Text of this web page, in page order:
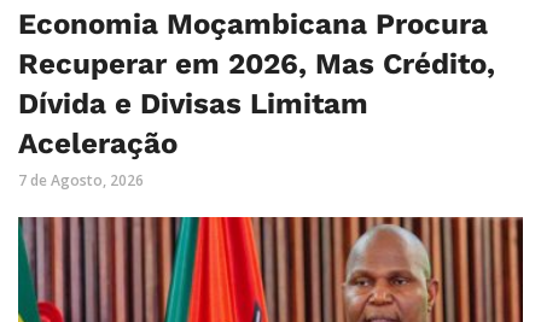
Economia Moçambicana Procura
Recuperar em 2026, Mas Crédito,
Dívida e Divisas Limitam
Aceleração
7 de Agosto, 2026